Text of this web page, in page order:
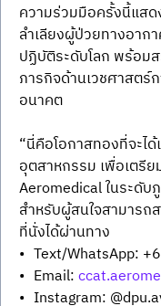
ความร่วมมือครั้งนี้แสด
ลำเลียงผู้ป่วยทางอาก
ปฏิบัติระดับโลก พร้อม
ภารกิจด้านเวชศาสตร์
อนาคต
“นี่คือโอกาสทองที่จะไ
อุตสาหกรรม เพื่อเตรี
Aeromedical ในระดั
สำหรับผู้สนใจสามารถ
ที่นั่งได้ผ่านทาง
•	Text/WhatsApp:
•	Email:
•	Instagram: